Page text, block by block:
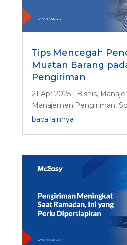
Tips Mencegah
Muatan Barang
Pengiriman
21 Apr 2025| Bisnis,
Manajemen Pengiriman,
baca lainnya